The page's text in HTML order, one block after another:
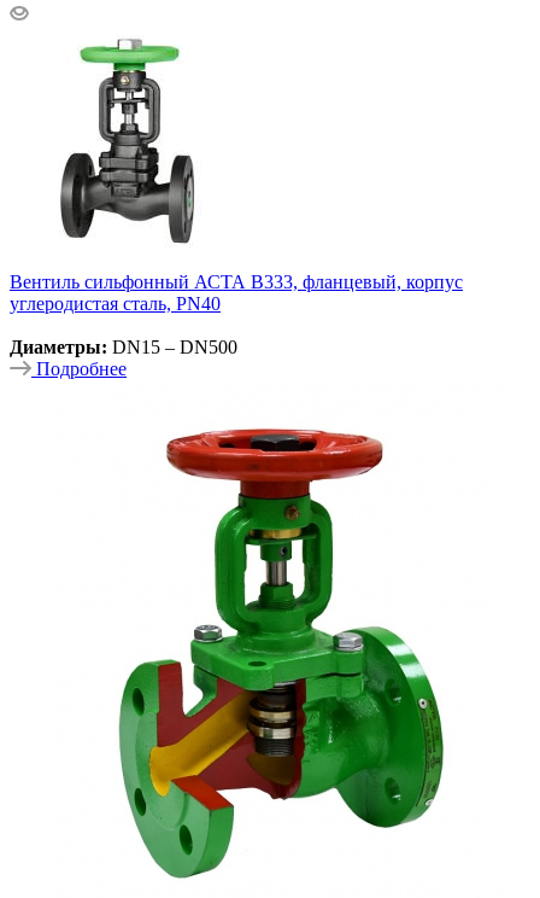
Вентиль сильфонный АСТА В333, фланцевый, корпус
углеродистая сталь, PN40
Диаметры: DN15 – DN500
Подробнее